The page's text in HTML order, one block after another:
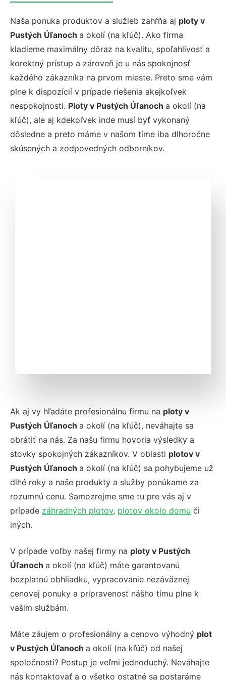
Naša ponuka produktov a služieb zahŕňa aj ploty v
Pustých Úľanoch a okolí (na kľúč). Ako firma
kladieme maximálny dôraz na kvalitu, spoľahlivosť a
korektný prístup a zároveň je u nás spokojnosť
každého zákazníka na prvom mieste. Preto sme vám
plne k dispozícií v prípade riešenia akejkoľvek
nespokojnosti. Ploty v Pustých Úľanoch a okolí (na
kľúč), ale aj kdekoľvek inde musí byť vykonaný
dôsledne a preto máme v našom tíme iba dlhoročne
skúsených a zodpovedných odborníkov.
Ak aj vy hľadáte profesionálnu firmu na ploty v
Pustých Úľanoch a okolí (na kľúč), neváhajte sa
obrátiť na nás. Za našu firmu hovoria výsledky a
stovky spokojných zákazníkov. V oblasti plotov v
Pustých Úľanoch a okolí (na kľúč) sa pohybujeme už
dlhé roky a naše produkty a služby ponúkame za
rozumnú cenu. Samozrejme sme tu pre vás aj v
prípade záhradných plotov, plotov okolo domu či
iných.
V prípade voľby našej firmy na ploty v Pustých
Úľanoch a okolí (na kľúč) máte garantovanú
bezplatnú obhliadku, vypracovanie nezáväznej
cenovej ponuky a pripravenosť nášho tímu plne k
vašim službám.
Máte záujem o profesionálny a cenovo výhodný plot
v Pustých Úľanoch a okolí (na kľúč) od našej
spoločnosti? Postup je veľmi jednoduchý. Neváhajte
nás kontaktovať a o všetko ostatné sa postaráme